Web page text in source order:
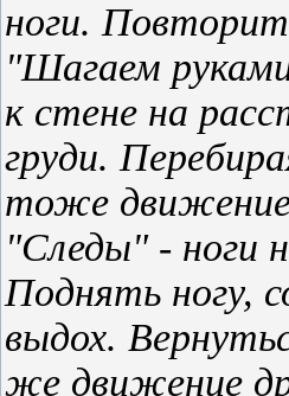
ноги.
"Шагаем
к стене на
груди.
тоже
"Следы" - ноги
Поднять ногу,
выдох.
же движение